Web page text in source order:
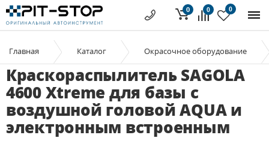
0 0
0
Главная Каталог Окрасочное оборудование
Краскораспылитель SAGOLA
4600 Xtreme для базы с
воздушной головой AQUA и
электронным встроенным